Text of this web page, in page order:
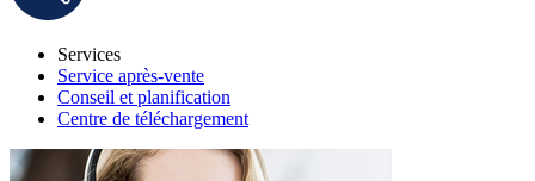
Services
Service après-vente
Conseil et planification
Centre de téléchargement